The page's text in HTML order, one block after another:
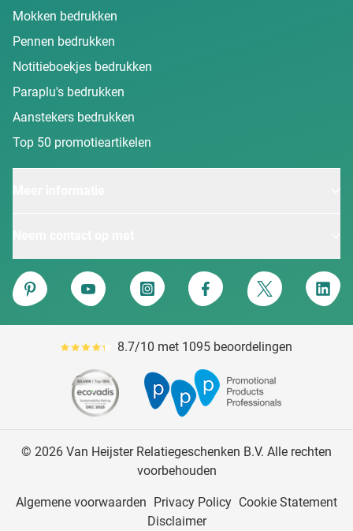
Mokken bedrukken
Pennen bedrukken
Notitieboekjes bedrukken
Paraplu's bedrukken
Aanstekers bedrukken
Top 50 promotieartikelen
Van Heijster
Pinterest
YouTube Instagram Facebook Twitter
Gemiddeld reviewpercentage is 87
8.7/10 met 1095 beoordelingen
© 2026 Van Heijster Relatiegeschenken B.V. Alle rechten
voorbehouden
Algemene voorwaarden Privacy Policy Cookie Statement
Disclaimer